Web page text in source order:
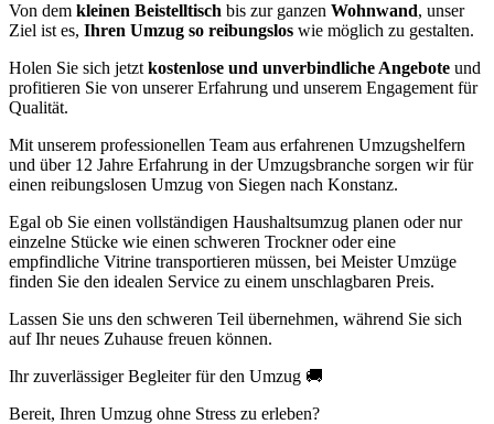
Von dem kleinen Beistelltisch bis zur ganzen Wohnwand, unser
Ziel ist es, Ihren Umzug so reibungslos wie möglich zu gestalten.
Holen Sie sich jetzt kostenlose und unverbindliche Angebote und
profitieren Sie von unserer Erfahrung und unserem Engagement für
Qualität.
Mit unserem professionellen Team aus erfahrenen Umzugshelfern
und über 12 Jahre Erfahrung in der Umzugsbranche sorgen wir für
einen reibungslosen Umzug von Siegen nach Konstanz.
Egal ob Sie einen vollständigen Haushaltsumzug planen oder nur
einzelne Stücke wie einen schweren Trockner oder eine
empfindliche Vitrine transportieren müssen, bei Meister Umzüge
finden Sie den idealen Service zu einem unschlagbaren Preis.
Lassen Sie uns den schweren Teil übernehmen, während Sie sich
auf Ihr neues Zuhause freuen können.
Ihr zuverlässiger Begleiter für den Umzug 🚚
Bereit, Ihren Umzug ohne Stress zu erleben?